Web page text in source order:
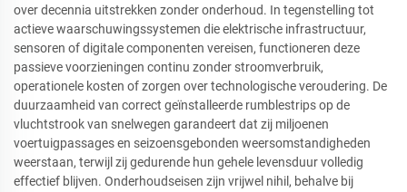
over decennia uitstrekken zonder onderhoud. In tegenstelling tot
actieve waarschuwingssystemen die elektrische infrastructuur,
sensoren of digitale componenten vereisen, functioneren deze
passieve voorzieningen continu zonder stroomverbruik,
operationele kosten of zorgen over technologische veroudering. De
duurzaamheid van correct geïnstalleerde rumblestrips op de
vluchtstrook van snelwegen garandeert dat zij miljoenen
voertuigpassages en seizoensgebonden weersomstandigheden
weerstaan, terwijl zij gedurende hun gehele levensduur volledig
effectief blijven. Onderhoudseisen zijn vrijwel nihil, behalve bij